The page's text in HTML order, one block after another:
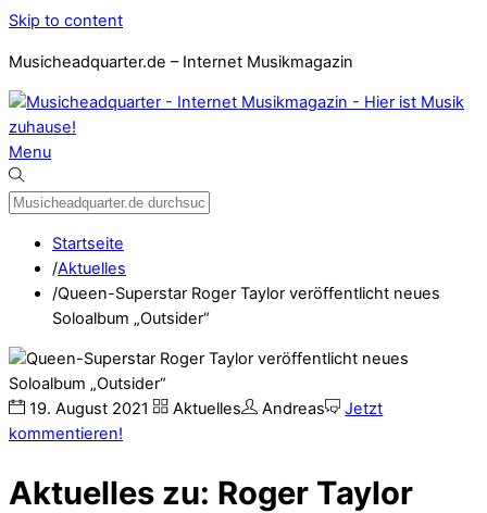
Skip to content
Musicheadquarter.de – Internet Musikmagazin
Menu
Startseite
/Aktuelles
/Queen-Superstar Roger Taylor veröffentlicht neues
Soloalbum „Outsider“
19. August 2021 Aktuelles Andreas
Jetzt
kommentieren!
Aktuelles zu: Roger Taylor